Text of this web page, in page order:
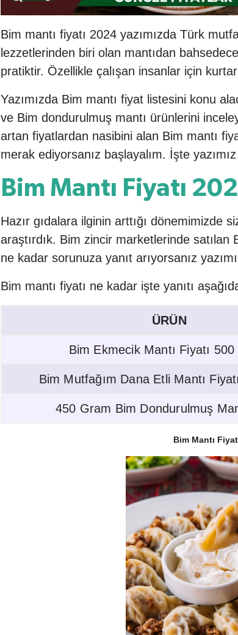
Bim mantı fiyatı 2024 yazımızda Türk
lezzetlerinden biri olan mantıdan
pratiktir. Özellikle çalışan insanlar için
Yazımızda Bim mantı fiyat listesini konu
ve Bim dondurulmuş mantı ürünlerini
artan fiyatlardan nasibini alan Bim mantı
merak ediyorsanız başlayalım. İşte
Bim Mantı Fiyatı
Hazır gıdalara ilginin arttığı dönemimizde
araştırdık. Bim zincir marketlerinde satılan
ne kadar sorunuza yanıt arıyorsanız
Bim mantı fiyatı ne kadar işte yanıtı
ÜRÜN
Bim Ekmecik Mantı Fiyatı
Bim Mutfağım Dana Etli Mantı
450 Gram Bim Dondurulmuş
Bim Mantı